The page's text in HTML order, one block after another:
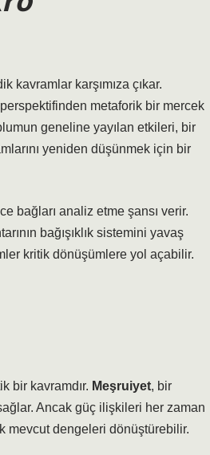
kavramlar karşımıza çıkar.
metaforik bir mercek
geneline yayılan etkileri, bir
yeniden düşünmek için bir
bağları analiz etme şansı verir.
bağışıklık sistemini yavaş
kritik dönüşümlere yol açabilir.
bir kavramdır. Meşruiyet, bir
Ancak güç ilişkileri her zaman
mevcut dengeleri dönüştürebilir.